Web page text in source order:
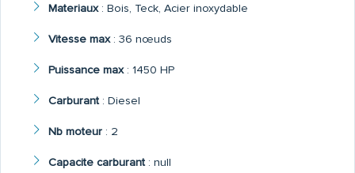
Materiaux: Bois, Teck, Acier inoxydable
Vitesse max: 36 nœuds
Puissance max: 1450 HP
Carburant: Diesel
Nb moteur: 2
Capacite carburant: null